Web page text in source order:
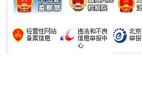
揭批美国五大"原罪"